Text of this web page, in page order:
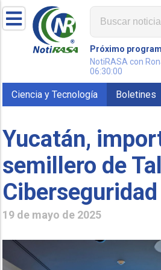
Próximo
NotiRASA con
06:30:00
Ciencia y Tecnología Boletines
Yucatán,
semillero de
Ciberseguridad
19 de mayo de 2025